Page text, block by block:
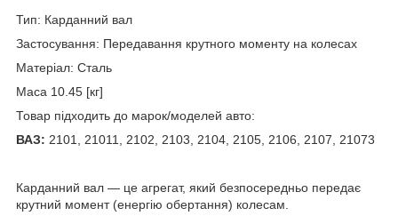
Тип: Карданний вал
Застосування: Передавання крутного моменту на колесах
Матеріал: Сталь
Маса 10.45 [кг]
Товар підходить до марок/моделей авто:
ВАЗ: 2101, 21011, 2102, 2103, 2104, 2105, 2106, 2107, 21073
Карданний вал — це агрегат, який безпосередньо передає
крутний момент (енергію обертання) колесам.